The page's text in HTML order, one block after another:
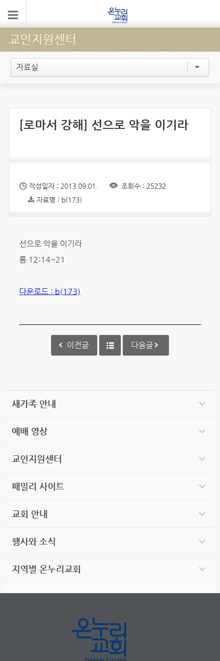
교인지원센터
자료실
[로마서 강해] 선으로 악을 이기라
작성일자 : 2013.09.01.
조회수 : 25232
자료명 : b(173)
선으로 악을 이기라
롬 12:14~21
다운로드 : b(173)
이전글 다음글
새가족 안내
예배 영상
교인지원센터
패밀리 사이트
교회 안내
행사와 소식
지역별 온누리교회